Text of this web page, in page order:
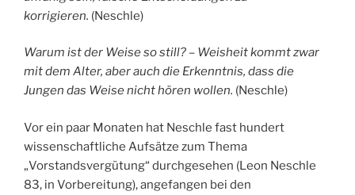
korrigieren. (Neschle)
Warum ist der Weise so still? – Weisheit kommt zwar
mit dem Alter, aber auch die Erkenntnis, dass die
Jungen das Weise nicht hören wollen. (Neschle)
Vor ein paar Monaten hat Neschle fast hundert
wissenschaftliche Aufsätze zum Thema
„Vorstandsvergütung“ durchgesehen (Leon Neschle
83, in Vorbereitung), angefangen bei den